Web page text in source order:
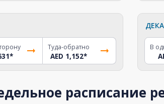
*
Туда-обратно
AED 1,152*
В
расписание